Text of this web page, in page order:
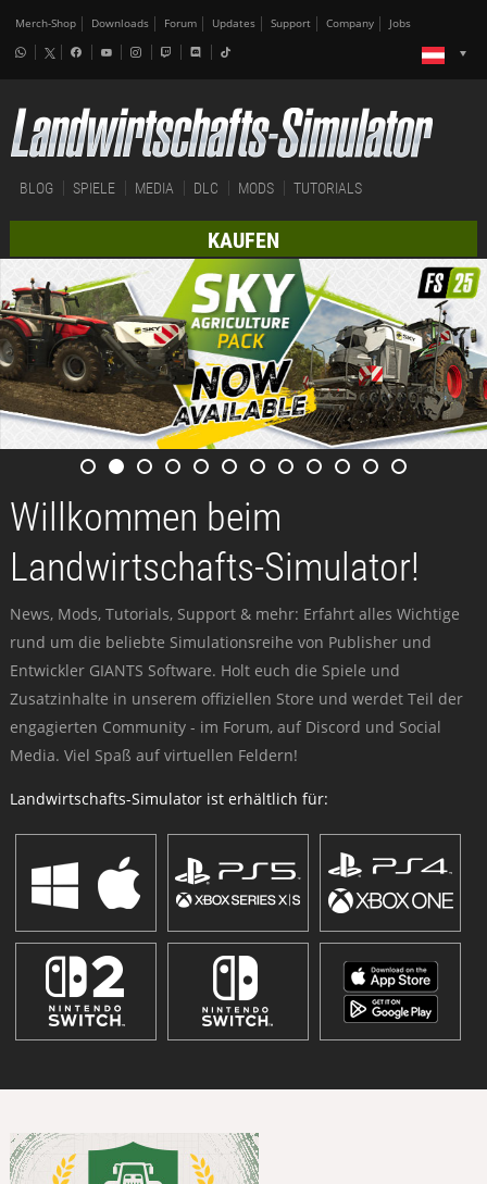
Merch-Shop Downloads Forum Updates Support Company Jobs
BLOG SPIELE MEDIA DLC MODS TUTORIALS
KAUFEN
Willkommen beim
Landwirtschafts-Simulator!
News, Mods, Tutorials, Support & mehr: Erfahrt alles Wichtige
rund um die beliebte Simulationsreihe von Publisher und
Entwickler GIANTS Software. Holt euch die Spiele und
Zusatzinhalte in unserem offiziellen Store und werdet Teil der
engagierten Community - im Forum, auf Discord und Social
Media. Viel Spaß auf virtuellen Feldern!
Landwirtschafts-Simulator ist erhältlich für: